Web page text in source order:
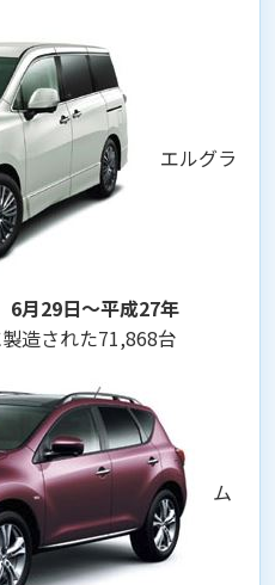
エルグラ
6月29日～平成27年
造された71,868台
ム